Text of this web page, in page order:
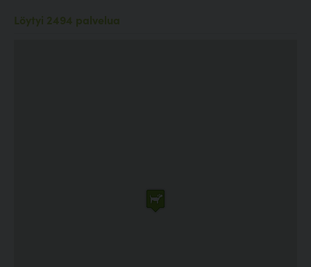
Löytyi 2494 palvelua